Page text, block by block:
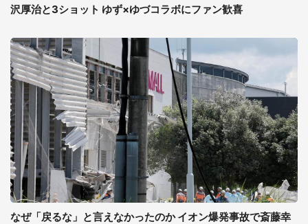
沢厚治と3ショット ゆず×ゆづコラボにファン歓喜
なぜ「戻るな」と言えなかったのか イオン爆発事故で斎藤幸